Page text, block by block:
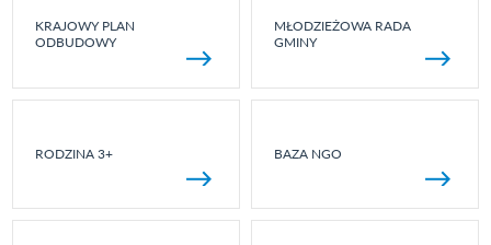
KRAJOWY PLAN
ODBUDOWY
MŁODZIEŻOWA RADA
GMINY
RODZINA 3+ BAZA NGO